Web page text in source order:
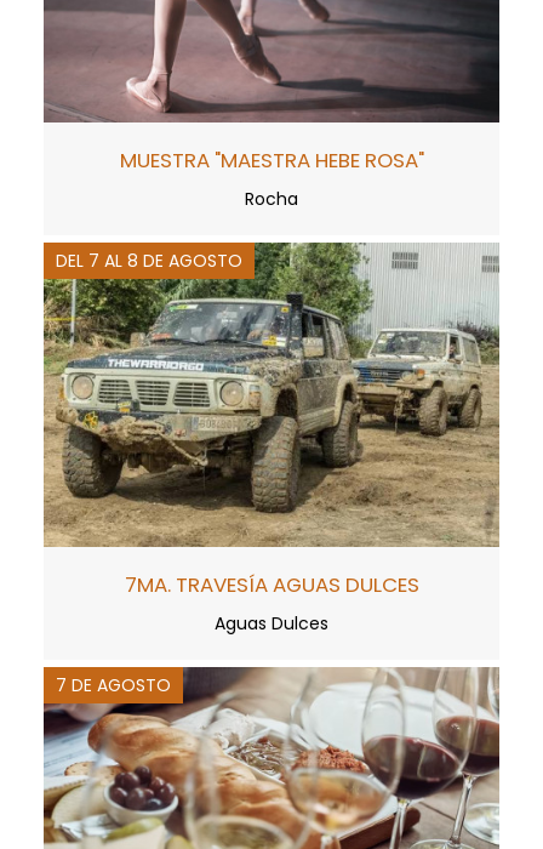
MUESTRA "MAESTRA HEBE ROSA"
Rocha
DEL 7 AL 8 DE AGOSTO
7MA. TRAVESÍA AGUAS DULCES
Aguas Dulces
7 DE AGOSTO